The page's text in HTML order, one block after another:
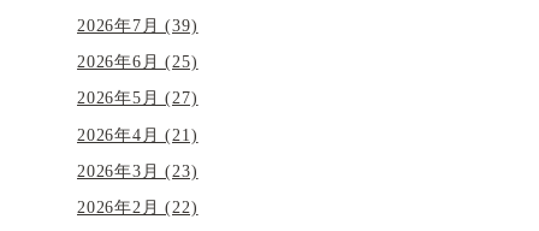
2026年7月 (39)
2026年6月 (25)
2026年5月 (27)
2026年4月 (21)
2026年3月 (23)
2026年2月 (22)